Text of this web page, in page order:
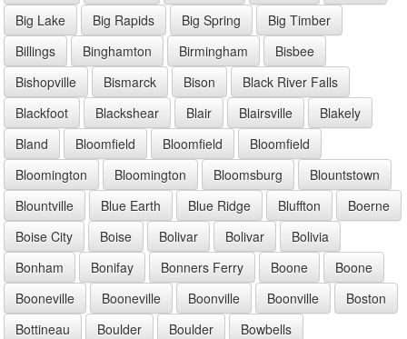
Big Lake
Big Rapids Big Spring
Big Timber
Billings
Binghamton Birmingham
Bisbee
Bishopville
Bismarck Bison
Black River Falls
Blackfoot
Blackshear Blair Blairsville
Blakely
Bland
Bloomfield Bloomfield
Bloomfield
Bloomington
Bloomington Bloomsburg
Blountstown
Blountville
Blue Earth Blue Ridge Bluffton
Boerne
Boise City
Boise Bolivar Bolivar
Bolivia
Bonham
Bonifay Bonners Ferry Boone
Boone
Booneville
Booneville Boonville Boonville
Boston
Bottineau
Boulder Boulder
Bowbells